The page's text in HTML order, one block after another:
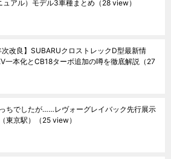
ュアル）モデル3車種まとめ （28 view）
次改良】SUBARUクロストレックD型最新情
一本化とCB18ターボ追加の噂を徹底解説 （27
ちでしたが……レヴォーグレイバック先行展示
東京駅）
（25 view）